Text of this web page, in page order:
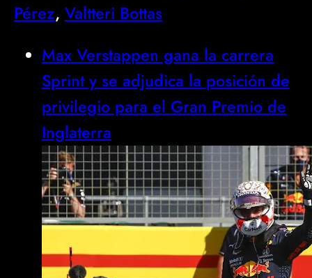
Pérez, Valtteri Bottas
Max Verstappen gana la carrera
Sprint y se adjudica la posición de
privilegio para el Gran Premio de
Inglaterra